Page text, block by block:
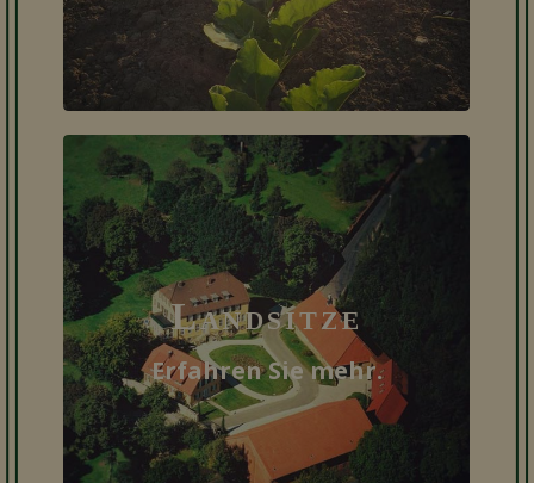
Landsitze
Erfahren Sie mehr.